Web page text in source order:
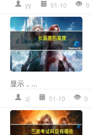
yy 01-10 0
显示，...
zj 01-10 0